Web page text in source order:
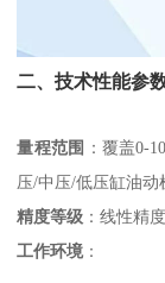
二、技术性能参
量程范围 ：覆盖0-
压/中压/低压缸油
精度等级 ：线性精
工作环境 ：